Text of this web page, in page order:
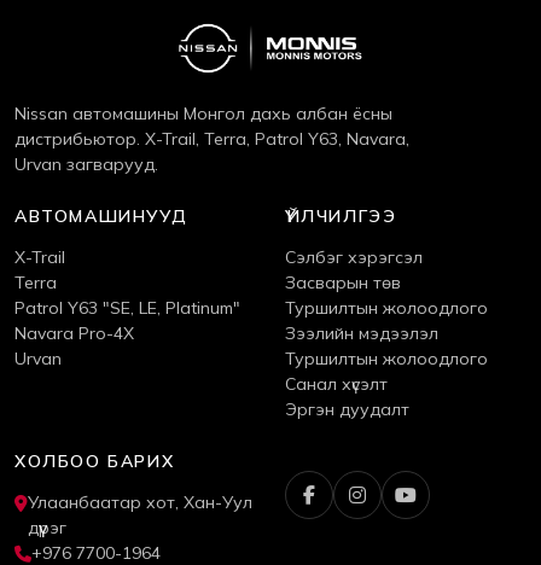
Nissan автомашины Монгол дахь албан ёсны
дистрибьютор. X-Trail, Terra, Patrol Y63, Navara,
Urvan загварууд.
АВТОМАШИНУУД
X-Trail
Terra
Patrol Y63 "SE, LE, Platinum"
Navara Pro-4X
Urvan
ҮЙЛЧИЛГЭЭ
Сэлбэг хэрэгсэл
Засварын төв
Туршилтын жолоодлого
Зээлийн мэдээлэл
Туршилтын жолоодлого
Санал хүсэлт
Эргэн дуудалт
ХОЛБОО БАРИХ
Улаанбаатар хот, Хан-Уул
дүүрэг
+976 7700-1964